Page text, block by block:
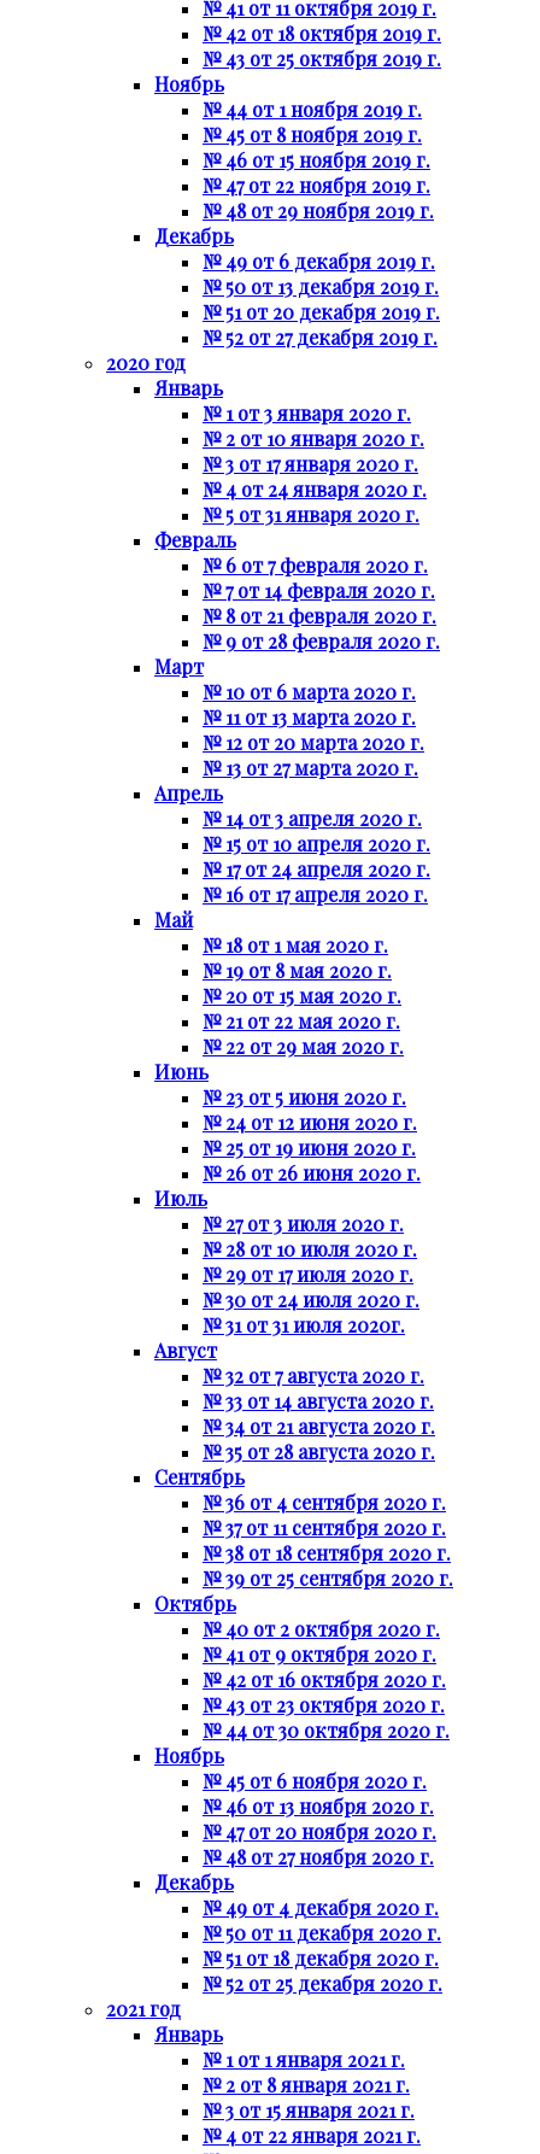
№ 41 от 11 октября 2019 г.
№ 42 от 18 октября 2019 г.
№ 43 от 25 октября 2019 г.
Ноябрь
№ 44 от 1 ноября 2019 г.
№ 45 от 8 ноября 2019 г.
№ 46 от 15 ноября 2019 г.
№ 47 от 22 ноября 2019 г.
№ 48 от 29 ноября 2019 г.
Декабрь
№ 49 от 6 декабря 2019 г.
№ 50 от 13 декабря 2019 г.
№ 51 от 20 декабря 2019 г.
№ 52 от 27 декабря 2019 г.
2020 год
Январь
№ 1 от 3 января 2020 г.
№ 2 от 10 января 2020 г.
№ 3 от 17 января 2020 г.
№ 4 от 24 января 2020 г.
№ 5 от 31 января 2020 г.
Февраль
№ 6 от 7 февраля 2020 г.
№ 7 от 14 февраля 2020 г.
№ 8 от 21 февраля 2020 г.
№ 9 от 28 февраля 2020 г.
Март
№ 10 от 6 марта 2020 г.
№ 11 от 13 марта 2020 г.
№ 12 от 20 марта 2020 г.
№ 13 от 27 марта 2020 г.
Апрель
№ 14 от 3 апреля 2020 г.
№ 15 от 10 апреля 2020 г.
№ 17 от 24 апреля 2020 г.
№ 16 от 17 апреля 2020 г.
Май
№ 18 от 1 мая 2020 г.
№ 19 от 8 мая 2020 г.
№ 20 от 15 мая 2020 г.
№ 21 от 22 мая 2020 г.
№ 22 от 29 мая 2020 г.
Июнь
№ 23 от 5 июня 2020 г.
№ 24 от 12 июня 2020 г.
№ 25 от 19 июня 2020 г.
№ 26 от 26 июня 2020 г.
Июль
№ 27 от 3 июля 2020 г.
№ 28 от 10 июля 2020 г.
№ 29 от 17 июля 2020 г.
№ 30 от 24 июля 2020 г.
№ 31 от 31 июля 2020г.
Август
№ 32 от 7 августа 2020 г.
№ 33 от 14 августа 2020 г.
№ 34 от 21 августа 2020 г.
№ 35 от 28 августа 2020 г.
Сентябрь
№ 36 от 4 сентября 2020 г.
№ 37 от 11 сентября 2020 г.
№ 38 от 18 сентября 2020 г.
№ 39 от 25 сентября 2020 г.
Октябрь
№ 40 от 2 октября 2020 г.
№ 41 от 9 октября 2020 г.
№ 42 от 16 октября 2020 г.
№ 43 от 23 октября 2020 г.
№ 44 от 30 октября 2020 г.
Ноябрь
№ 45 от 6 ноября 2020 г.
№ 46 от 13 ноября 2020 г.
№ 47 от 20 ноября 2020 г.
№ 48 от 27 ноября 2020 г.
Декабрь
№ 49 от 4 декабря 2020 г.
№ 50 от 11 декабря 2020 г.
№ 51 от 18 декабря 2020 г.
№ 52 от 25 декабря 2020 г.
2021 год
Январь
№ 1 от 1 января 2021 г.
№ 2 от 8 января 2021 г.
№ 3 от 15 января 2021 г.
№ 4 от 22 января 2021 г.